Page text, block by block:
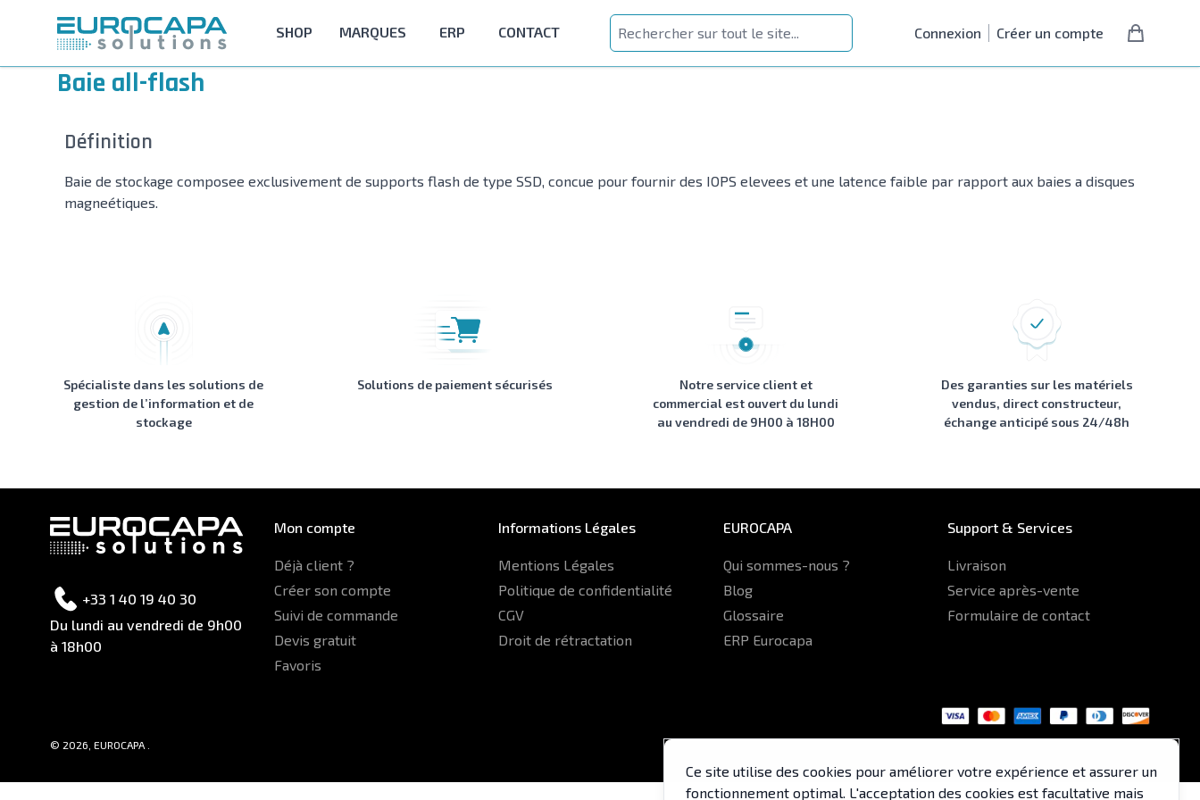
SHOP
MARQUES ERP CONTACT Connexion Créer un compte
Baie all-flash
Définition
Baie de stockage composee exclusivement de supports flash de type SSD, concue pour fournir des IOPS elevees et une latence faible par rapport aux baies a disques
magneétiques.
Spécialiste dans les solutions de
gestion de l’information et de
stockage
Solutions de paiement sécurisés
Notre service client et
commercial est ouvert du lundi
au vendredi de 9H00 à 18H00
Des garanties sur les matériels
vendus, direct constructeur,
échange anticipé sous 24/48h
+33 1 40 19 40 30
Du lundi au vendredi de 9h00
à 18h00
Mon compte
Déjà client ?
Créer son compte
Suivi de commande
Devis gratuit
Favoris
Informations Légales
Mentions Légales
Politique de confidentialité
CGV
Droit de rétractation
EUROCAPA
Qui sommes-nous ?
Blog
Glossaire
ERP Eurocapa
Support & Services
Livraison
Service après-vente
Formulaire de contact
© 2026, EUROCAPA .
Ce site utilise des cookies pour améliorer votre expérience et assurer un
fonctionnement optimal. L'acceptation des cookies est facultative mais